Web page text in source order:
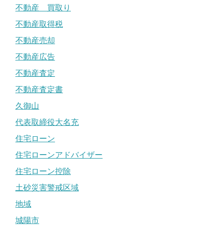
不動産 買取り
不動産取得税
不動産売却
不動産広告
不動産査定
不動産査定書
久御山
代表取締役大名充
住宅ローン
住宅ローンアドバイザー
住宅ローン控除
土砂災害警戒区域
地域
城陽市